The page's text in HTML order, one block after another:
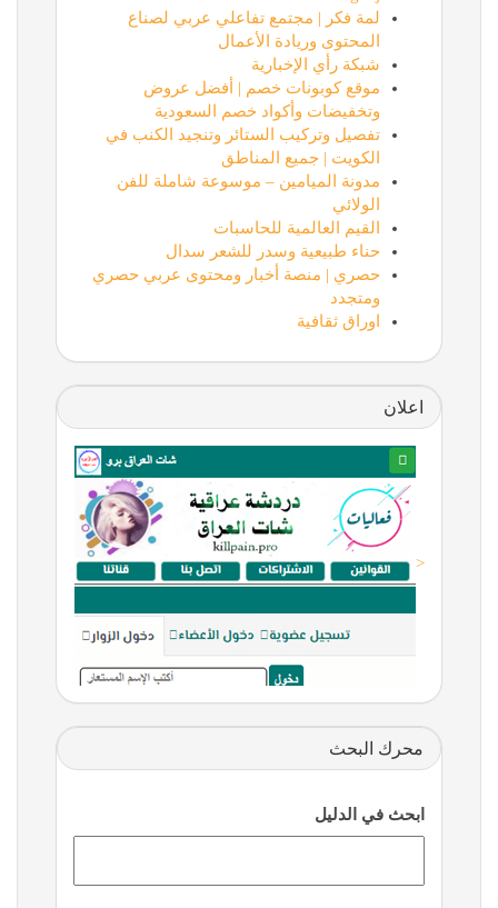
لمة فكر | مجتمع تفاعلي عربي لصناع
المحتوى وريادة الأعمال
شبكة رأي الإخبارية
موقع كوبونات خصم | أفضل عروض
وتخفيضات وأكواد خصم السعودية
تفصيل وتركيب الستائر وتنجيد الكنب في
الكويت | جميع المناطق
مدونة الميامين – موسوعة شاملة للفن
الولائي
القيم العالمية للحاسبات
حناء طبيعية وسدر للشعر سدال
حصري | منصة أخبار ومحتوى عربي حصري
ومتجدد
اوراق ثقافية
اعلان
<
محرك البحث
ابحث في الدليل